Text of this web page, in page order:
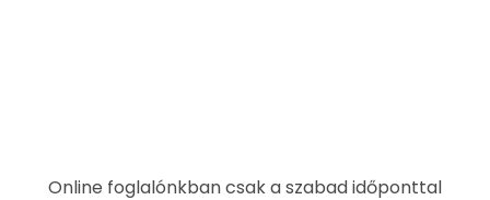
Online foglalónkban csak a szabad időponttal